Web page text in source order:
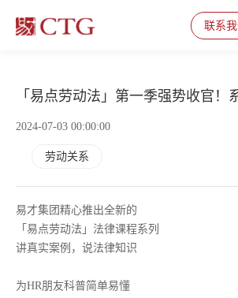
产品与服务
联系我
「易点劳动法」第一季强势收官！
2024-07-03 00:00:00
劳动关系
易才集团精心推出全新的
「易点劳动法」法律课程系列
讲真实案例，说法律知识
为HR朋友科普简单易懂